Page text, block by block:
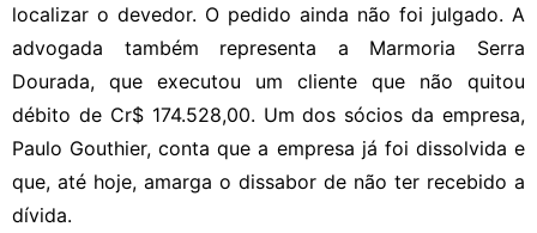
localizar o devedor. O pedido ainda não foi julgado. A
advogada também representa a Marmoria Serra
Dourada, que executou um cliente que não quitou
débito de Cr$ 174.528,00. Um dos sócios da empresa,
Paulo Gouthier, conta que a empresa já foi dissolvida e
que, até hoje, amarga o dissabor de não ter recebido a
dívida.